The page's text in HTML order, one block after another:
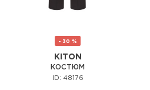
- 30 %
KITON
КОСТЮМ
ID: 48176